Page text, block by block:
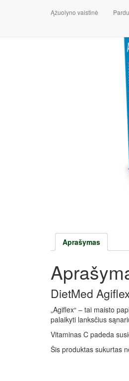
Ąžuolyno vaistinė
Aprašymas
DietMed
„Agiflex“ – tai maisto
palaikyti lanksčius
Vitaminas C padeda
Šis produktas sukurtas